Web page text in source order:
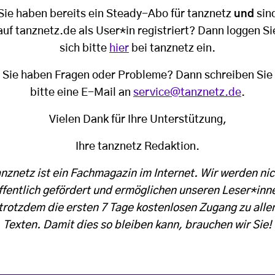
haben bereits ein Steady-Abo für tanznetz und
tanznetz.de als User*in registriert? Dann loggen
sich bitte hier bei tanznetz ein.
Sie haben Fragen oder Probleme? Dann schreiben Sie
bitte eine E-Mail an service@tanznetz.de.
Vielen Dank für Ihre Unterstützung,
Ihre tanznetz Redaktion.
ist ein Fachmagazin im Internet. Wir werden
gefördert und ermöglichen unseren
die ersten 7 Tage kostenlosen Zugang zu
Texten. Damit dies so bleiben kann, brauchen wir Sie!